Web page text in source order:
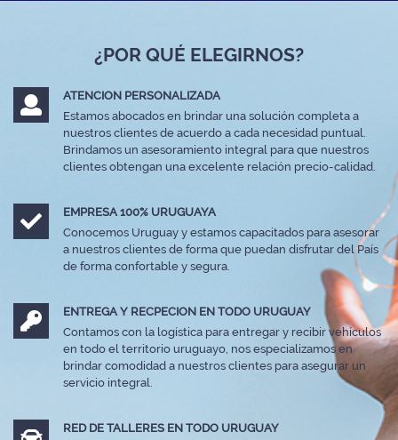
¿POR QUÉ ELEGIRNOS?
ATENCION PERSONALIZADA
Estamos abocados en brindar una solución completa a
nuestros clientes de acuerdo a cada necesidad puntual.
Brindamos un asesoramiento integral para que nuestros
clientes obtengan una excelente relación precio-calidad.
EMPRESA 100% URUGUAYA
Conocemos Uruguay y estamos capacitados para asesorar
a nuestros clientes de forma que puedan disfrutar del País
de forma confortable y segura.
ENTREGA Y RECPECION EN TODO URUGUAY
Contamos con la logística para entregar y recibir vehículos
en todo el territorio uruguayo, nos especializamos en
brindar comodidad a nuestros clientes para asegurar un
servicio integral.
RED DE TALLERES EN TODO URUGUAY